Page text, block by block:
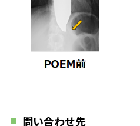
問い合わせ先